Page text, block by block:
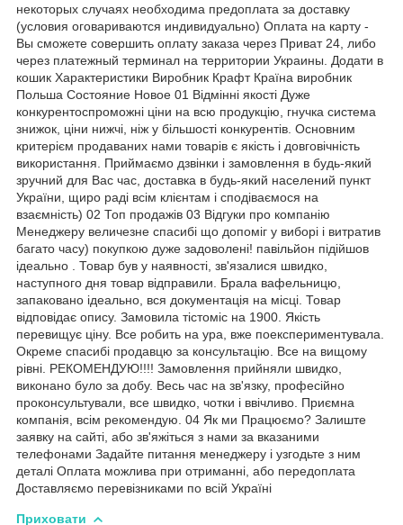
некоторых случаях необходима предоплата за доставку
(условия оговариваются индивидуально) Оплата на карту -
Вы сможете совершить оплату заказа через Приват 24, либо
через платежный терминал на территории Украины. Додати в
кошик Характеристики Виробник Крафт Країна виробник
Польша Состояние Новое 01 Відмінні якості Дуже
конкурентоспроможні ціни на всю продукцію, гнучка система
знижок, ціни нижчі, ніж у більшості конкурентів. Основним
критерієм продаваних нами товарів є якість і довговічність
використання. Приймаємо дзвінки і замовлення в будь-який
зручний для Вас час, доставка в будь-який населений пункт
України, щиро раді всім клієнтам і сподіваємося на
взаємність) 02 Топ продажів 03 Відгуки про компанію
Менеджеру величезне спасибі що допоміг у виборі і витратив
багато часу) покупкою дуже задоволені! павільйон підійшов
ідеально . Товар був у наявності, зв'язалися швидко,
наступного дня товар відправили. Брала вафельницю,
запаковано ідеально, вся документація на місці. Товар
відповідає опису. Замовила тістоміс на 1900. Якість
перевищує ціну. Все робить на ура, вже поекспериментувала.
Окреме спасибі продавцю за консультацію. Все на вищому
рівні. РЕКОМЕНДУЮ!!!! Замовлення прийняли швидко,
виконано було за добу. Весь час на зв'язку, професійно
проконсультували, все швидко, чотки і ввічливо. Приємна
компанія, всім рекомендую. 04 Як ми Працюємо? Залиште
заявку на сайті, або зв'яжіться з нами за вказаними
телефонами Задайте питання менеджеру і узгодьте з ним
деталі Оплата можлива при отриманні, або передоплата
Доставляємо перевізниками по всій Україні
Приховати